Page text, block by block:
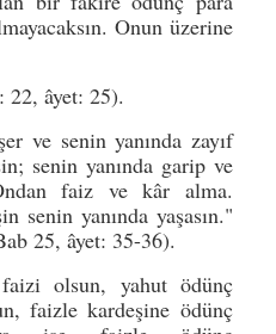
Onun üzerine
22, âyet: 25).
ve senin yanında zayıf
senin yanında garip ve
faiz ve kâr alma.
senin yanında yaşasın."
25, âyet: 35-36).
olsun, yahut ödünç
faizle kardeşine ödünç